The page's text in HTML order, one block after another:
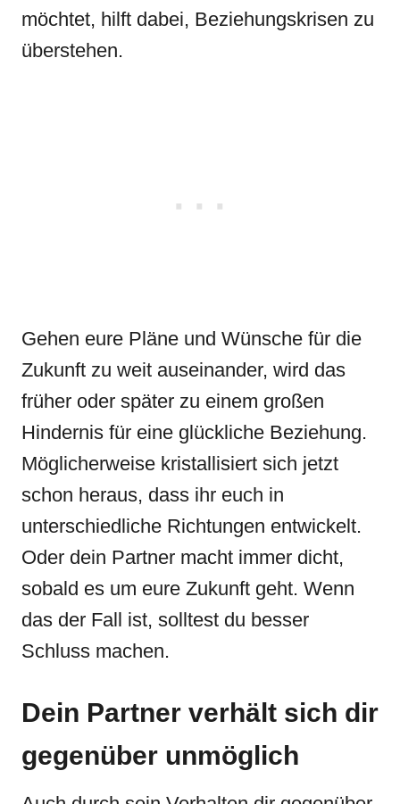
möchtet, hilft dabei, Beziehungskrisen zu
überstehen.
Gehen eure Pläne und Wünsche für die
Zukunft zu weit auseinander, wird das
früher oder später zu einem großen
Hindernis für eine glückliche Beziehung.
Möglicherweise kristallisiert sich jetzt
schon heraus, dass ihr euch in
unterschiedliche Richtungen entwickelt.
Oder dein Partner macht immer dicht,
sobald es um eure Zukunft geht. Wenn
das der Fall ist, solltest du besser
Schluss machen.
Dein Partner verhält sich dir
gegenüber unmöglich